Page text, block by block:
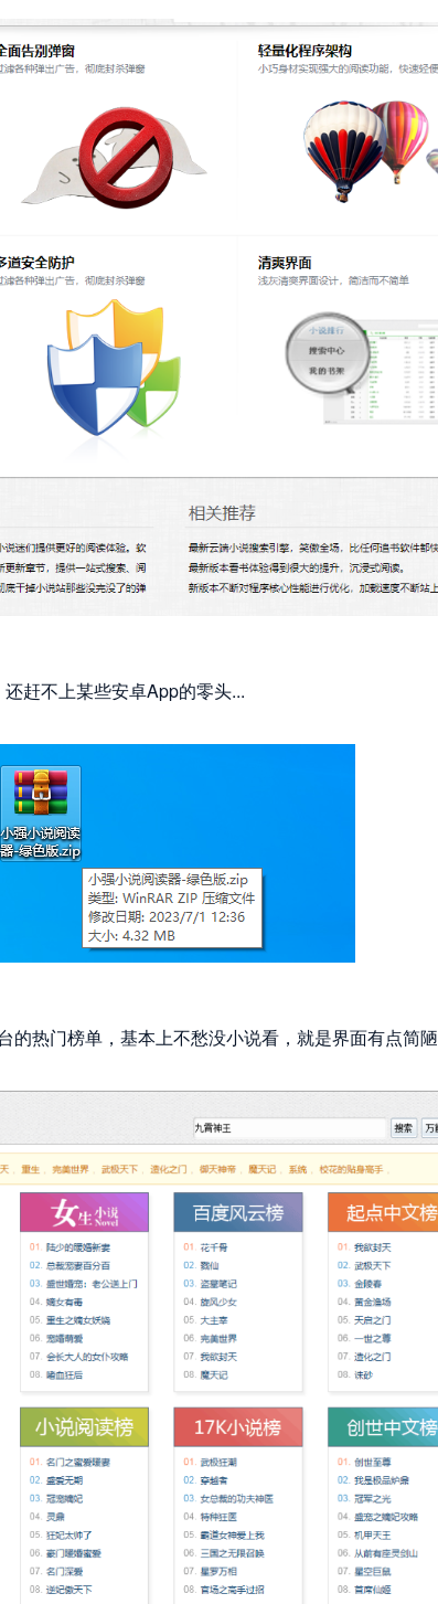
还赶不上某些安卓App的零头...
的热门榜单，基本上不愁没小说看，就是界面有点简陋